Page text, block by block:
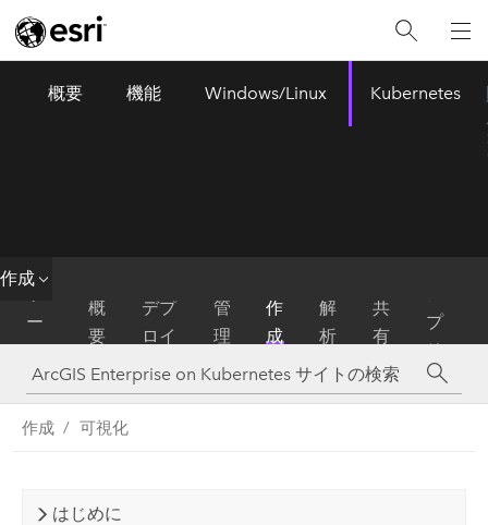
概要 機能 Windows/Linux Kubernetes
作成
ホ
ー
ム
概
要
デプ
ロイ
管
理
作
成
解
析
共
有
プ
リ
作成 可視化
はじめに